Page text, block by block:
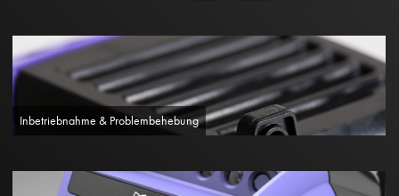
Inbetriebnahme & Problembehebung